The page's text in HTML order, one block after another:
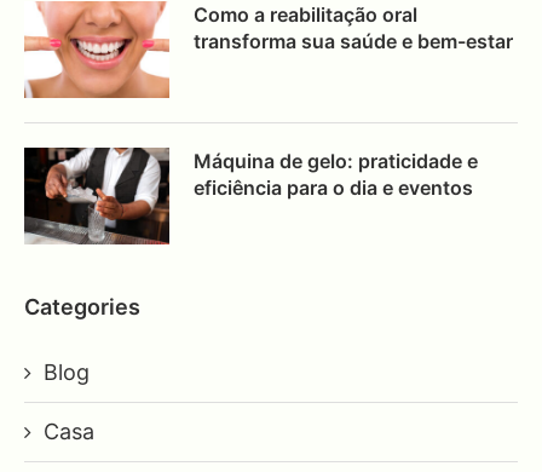
Como a reabilitação oral
transforma sua saúde e bem-estar
Máquina de gelo: praticidade e
eficiência para o dia e eventos
Categories
Blog
Casa